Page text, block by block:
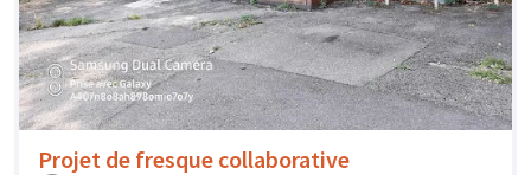
Projet de fresque collaborative